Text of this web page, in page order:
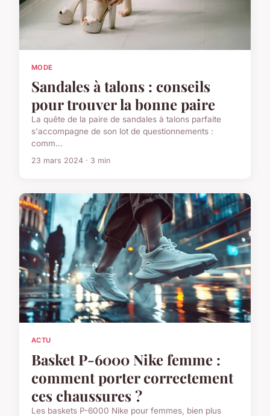
MODE
Sandales à talons : conseils
pour trouver la bonne paire
La quête de la paire de sandales à talons parfaite
s'accompagne de son lot de questionnements :
comm...
23 mars 2024 · 3 min
ACTU
Basket P-6000 Nike femme :
comment porter correctement
ces chaussures ?
Les baskets P-6000 Nike pour femmes, bien plus